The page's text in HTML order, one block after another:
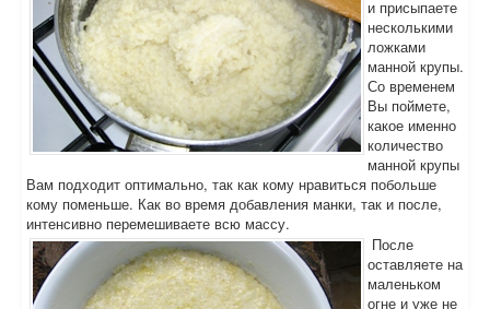
и присыпаете
несколькими
ложками
манной крупы.
Со временем
Вы поймете,
какое именно
количество
манной крупы
Вам подходит оптимально, так как кому нравиться побольше
кому поменьше. Как во время добавления манки, так и после,
интенсивно перемешиваете всю массу.
После
оставляете на
маленьком
огне и уже не